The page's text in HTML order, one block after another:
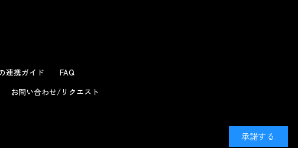
連携ガイド
FAQ
お問い合わせ/リクエスト
承諾する